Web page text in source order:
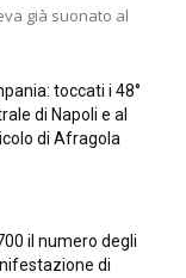
già suonato al
toccati i 48°
di Napoli e al
di Afragola
il numero degli
di